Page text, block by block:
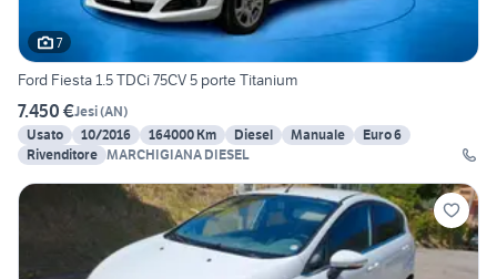
7
Ford Fiesta 1.5 TDCi 75CV 5 porte Titanium
7.450 €Jesi(AN)
Usato
10/2016 164000 Km Diesel Manuale
Euro 6
Rivenditore MARCHIGIANA DIESEL